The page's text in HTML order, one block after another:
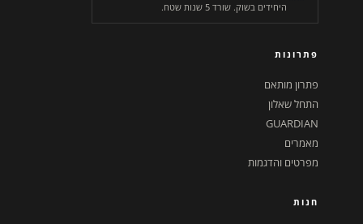
היחידים בשוק. שורד 5 שנות שטח.
פתרונות
פתרון מותאם
התחל שאלון
GUARDIAN
מאמרים
מפרטים והדגמות
חנות